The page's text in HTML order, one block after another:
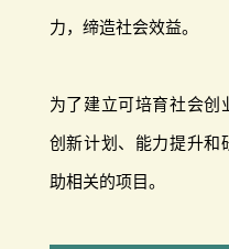
力，缔造社会效益。
为了建立可培育社会创
创新计划、能力提升和
助相关的项目。